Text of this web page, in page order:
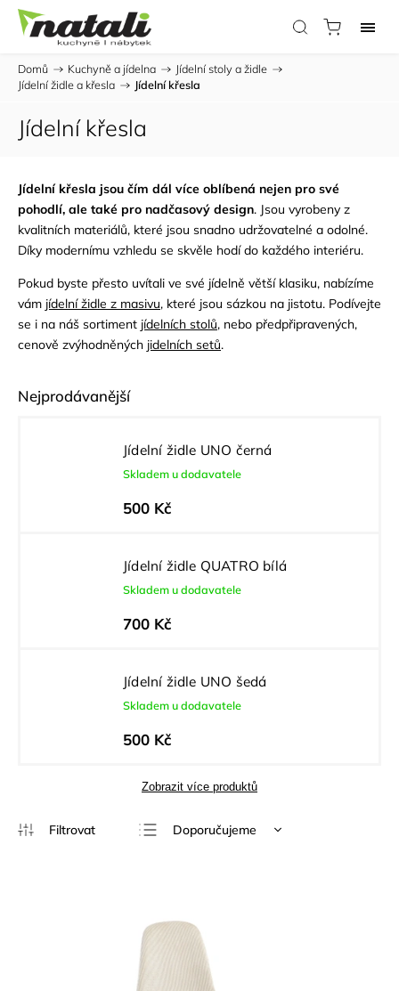
Domů / Kuchyně a jídelna / Jídelní stoly a židle /
Jídelní židle a křesla / Jídelní křesla
Jídelní křesla
Jídelní křesla jsou čím dál více oblíbená nejen pro své
pohodlí, ale také pro nadčasový design. Jsou vyrobeny z
kvalitních materiálů, které jsou snadno udržovatelné a odolné.
Díky modernímu vzhledu se skvěle hodí do každého interiéru.
Pokud byste přesto uvítali ve své jídelně větší klasiku, nabízíme
vám jídelní židle z masivu, které jsou sázkou na jistotu. Podívejte
se i na náš sortiment jídelních stolů, nebo předpřipravených,
cenově zvýhodněných jidelních setů.
Nejprodávanější
Jídelní židle UNO černá
Skladem u dodavatele
500 Kč
Jídelní židle QUATRO bílá
Skladem u dodavatele
700 Kč
Jídelní židle UNO šedá
Skladem u dodavatele
500 Kč
Zobrazit více produktů
Doporučujeme
Abecedně